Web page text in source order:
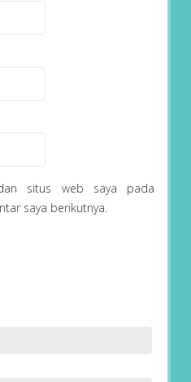
situs web saya pada
saya berikutnya.